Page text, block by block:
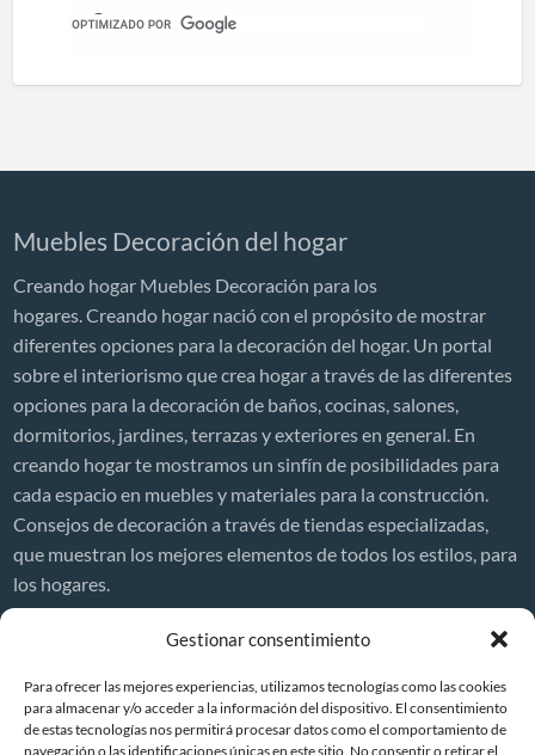
Gestionar consentimiento
Para ofrecer las mejores experiencias, utilizamos tecnologías como las cookies
para almacenar y/o acceder a la información del dispositivo. El consentimiento
de estas tecnologías nos permitirá procesar datos como el comportamiento de
navegación o las identificaciones únicas en este sitio. No consentir o retirar el
Muebles Decoración del hogar
Creando hogar Muebles Decoración para los
hogares. Creando hogar nació con el propósito de mostrar
diferentes opciones para la decoración del hogar. Un portal
sobre el interiorismo que crea hogar a través de las diferentes
opciones para la decoración de baños, cocinas, salones,
dormitorios, jardines, terrazas y exteriores en general. En
creando hogar te mostramos un sinfín de posibilidades para
cada espacio en muebles y materiales para la construcción.
Consejos de decoración a través de tiendas especializadas,
que muestran los mejores elementos de todos los estilos, para
los hogares.
¿Cuánto cuesta reformar una casa?
Reformas integrales en viviendas